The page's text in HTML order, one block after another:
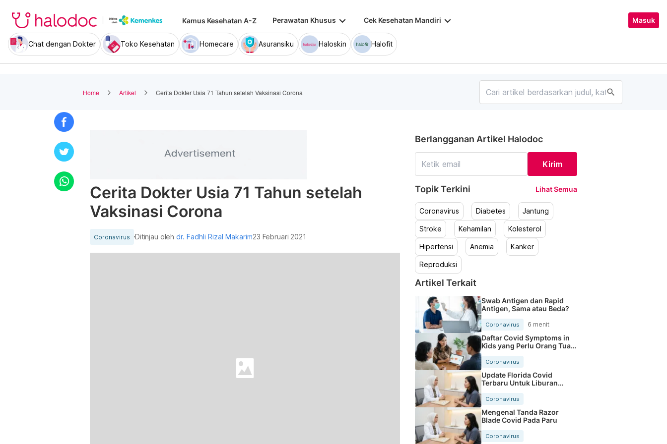
Kamus Kesehatan A-Z Perawatan Khusus keyboard_arrow_down Cek Kesehatan Mandiri keyboard_arrow_down Masuk
Chat dengan Dokter Toko Kesehatan Homecare Asuransiku Haloskin Halofit
Home Artikel Cerita Dokter Usia 71 Tahun setelah Vaksinasi Corona search
Cerita Dokter Usia 71 Tahun setelah
Vaksinasi Corona
Coronavirus Ditinjau olehdr. Fadhli Rizal Makarim23 Februari 2021
Berlangganan Artikel Halodoc
Kirim
Topik Terkini Lihat Semua
Coronavirus Diabetes Jantung
Stroke Kehamilan Kolesterol
Hipertensi Anemia Kanker
Reproduksi
Artikel Terkait
Swab Antigen dan Rapid
Antigen, Sama atau Beda?
Coronavirus 6 menit
Daftar Covid Symptoms in
Kids yang Perlu Orang Tua
Tahu
Coronavirus
Update Florida Covid
Terbaru Untuk Liburan
Coronavirus
Mengenal Tanda Razor
Blade Covid Pada Paru
Coronavirus